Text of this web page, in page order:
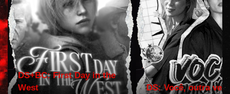
DS+BC: First Day in the
West
DS: Você, outra vez!